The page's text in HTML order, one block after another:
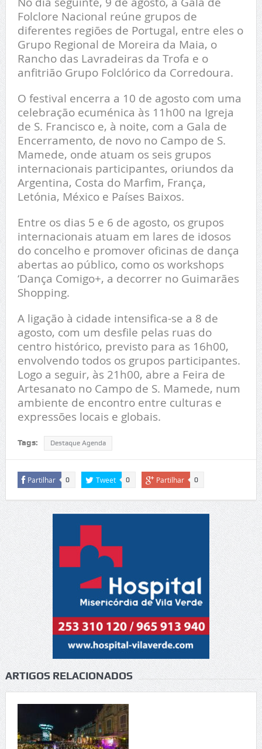
Folclore Nacional reúne grupos de
diferentes regiões de Portugal, entre eles o
Grupo Regional de Moreira da Maia, o
Rancho das Lavradeiras da Trofa e o
anfitrião Grupo Folclórico da Corredoura.
O festival encerra a 10 de agosto com uma
celebração ecuménica às 11h00 na Igreja
de S. Francisco e, à noite, com a Gala de
Encerramento, de novo no Campo de S.
Mamede, onde atuam os seis grupos
internacionais participantes, oriundos da
Argentina, Costa do Marfim, França,
Letónia, México e Países Baixos.
Entre os dias 5 e 6 de agosto, os grupos
internacionais atuam em lares de idosos
do concelho e promover oficinas de dança
abertas ao público, como os workshops
‘Dança Comigo+, a decorrer no Guimarães
Shopping.
A ligação à cidade intensifica-se a 8 de
agosto, com um desfile pelas ruas do
centro histórico, previsto para as 16h00,
envolvendo todos os grupos participantes.
Logo a seguir, às 21h00, abre a Feira de
Artesanato no Campo de S. Mamede, num
ambiente de encontro entre culturas e
expressões locais e globais.
Tags: Destaque Agenda
Partilhar 0 Tweet 0 Partilhar 0
ARTIGOS RELACIONADOS